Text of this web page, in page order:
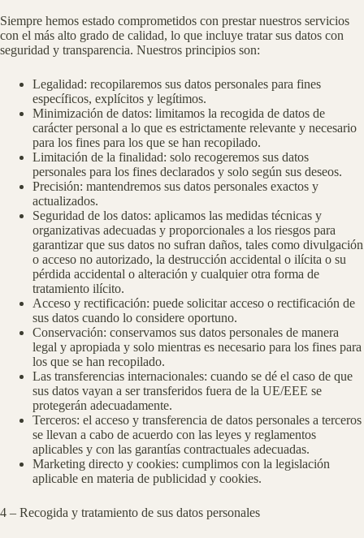
Siempre hemos estado comprometidos con prestar nuestros servicios
con el más alto grado de calidad, lo que incluye tratar sus datos con
seguridad y transparencia. Nuestros principios son:
Legalidad: recopilaremos sus datos personales para fines
específicos, explícitos y legítimos.
Minimización de datos: limitamos la recogida de datos de
carácter personal a lo que es estrictamente relevante y necesario
para los fines para los que se han recopilado.
Limitación de la finalidad: solo recogeremos sus datos
personales para los fines declarados y solo según sus deseos.
Precisión: mantendremos sus datos personales exactos y
actualizados.
Seguridad de los datos: aplicamos las medidas técnicas y
organizativas adecuadas y proporcionales a los riesgos para
garantizar que sus datos no sufran daños, tales como divulgación
o acceso no autorizado, la destrucción accidental o ilícita o su
pérdida accidental o alteración y cualquier otra forma de
tratamiento ilícito.
Acceso y rectificación: puede solicitar acceso o rectificación de
sus datos cuando lo considere oportuno.
Conservación: conservamos sus datos personales de manera
legal y apropiada y solo mientras es necesario para los fines para
los que se han recopilado.
Las transferencias internacionales: cuando se dé el caso de que
sus datos vayan a ser transferidos fuera de la UE/EEE se
protegerán adecuadamente.
Terceros: el acceso y transferencia de datos personales a terceros
se llevan a cabo de acuerdo con las leyes y reglamentos
aplicables y con las garantías contractuales adecuadas.
Marketing directo y cookies: cumplimos con la legislación
aplicable en materia de publicidad y cookies.
4 – Recogida y tratamiento de sus datos personales